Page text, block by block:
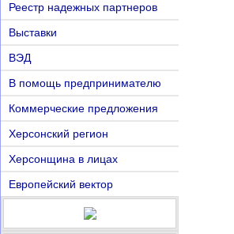
Реестр надежных партнеров
Выставки
ВЭД
В помощь предпринимателю
Коммерческие предложения
Херсонский регион
Херсонщина в лицах
Европейский вектор